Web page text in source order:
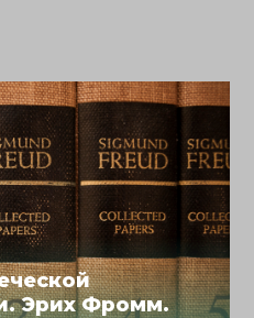
Эрих Фромм.